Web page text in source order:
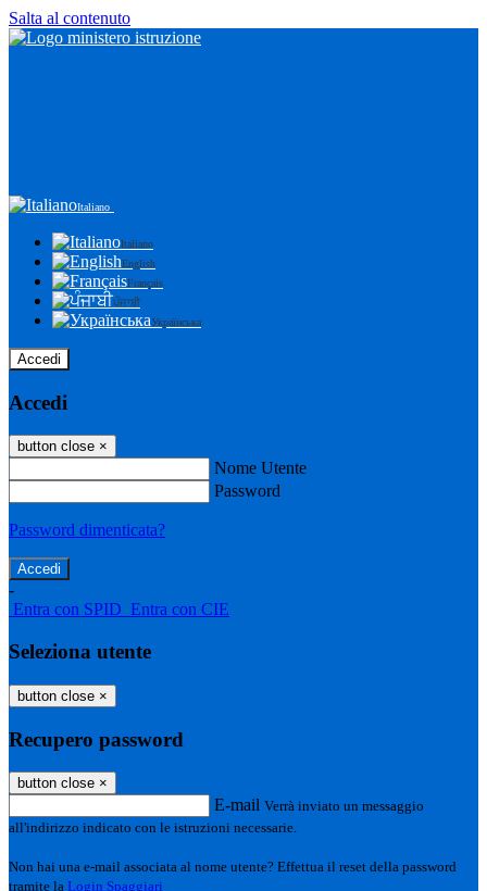
Salta al contenuto
Italiano
Italiano
English
Français
ਪੰਜਾਬੀ
Українська
Accedi
Accedi
button close ×
Nome Utente
Password
Password dimenticata?
-
Entra con SPID Entra con CIE
Seleziona utente
button close ×
Recupero password
button close ×
E-mail Verrà inviato un messaggio
all'indirizzo indicato con le istruzioni necessarie.
Non hai una e-mail associata al nome utente? Effettua il reset della password
tramite la Login Spaggiari